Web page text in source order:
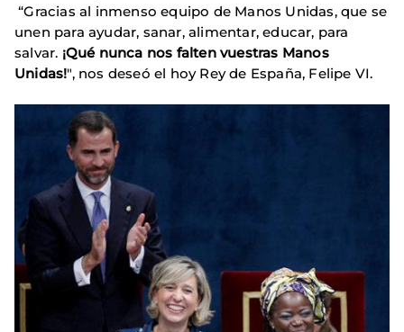
“Gracias al inmenso equipo de Manos Unidas, que se
unen para ayudar, sanar, alimentar, educar, para
salvar. ¡Qué nunca nos falten vuestras Manos
Unidas!", nos deseó el hoy Rey de España, Felipe VI.